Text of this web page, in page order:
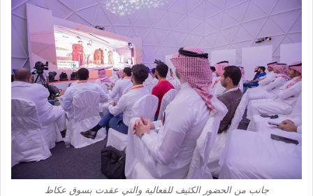
جانب من الحضور الكثيف للفعالية والتي عقدت بسوق عكاظ